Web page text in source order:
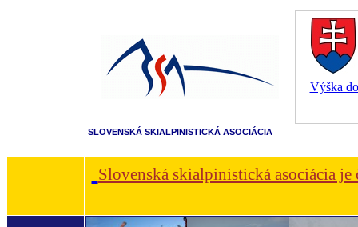
Výška
SLOVENSKÁ SKIALPINISTICKÁ ASOCIÁCIA
Slovenská skialpinistická asociácia